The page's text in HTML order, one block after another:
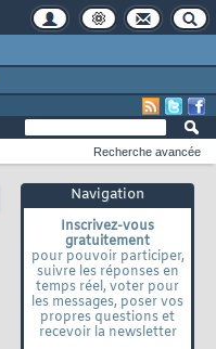
Navigation
Inscrivez-vous
gratuitement
pour pouvoir participer,
suivre les réponses en
temps réel, voter pour
les messages, poser vos
propres questions et
recevoir la newsletter
Recherche avancée